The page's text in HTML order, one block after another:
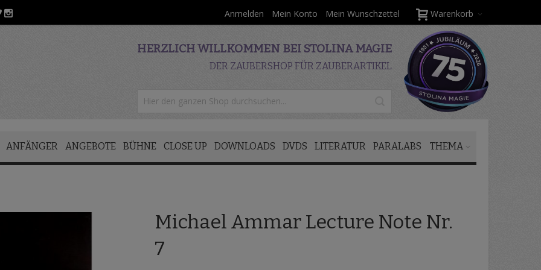
Warenkorb
Anmelden Mein Konto Mein Wunschzettel
HERZLICH WILLKOMMEN BEI STOLINA MAGIE
DER ZAUBERSHOP FÜR ZAUBERARTIKEL
ANFÄNGER ANGEBOTE BÜHNE CLOSE UP DOWNLOADS DVDS LITERATUR PARALABS THEMA
Michael Ammar Lecture Note Nr.
7